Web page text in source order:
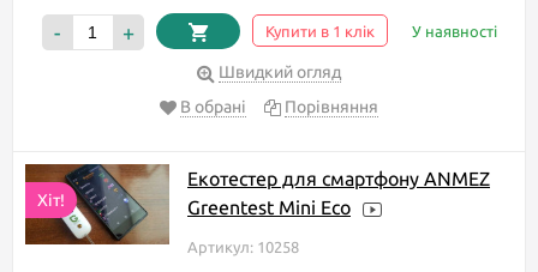
Якщо ж Вам важко впоратися з інформацією або виникли якісь
питання, то не соромтеся подзвонити нам або задати питання
в чат. Наші фахівці з радістю дадуть відповідь на ваше
- + Купити в 1 клік У наявності
Швидкий огляд
В обрані
Порівняння
Хіт!
Екотестер для смартфону ANMEZ
Greentest Mini Eco
Артикул: 10258